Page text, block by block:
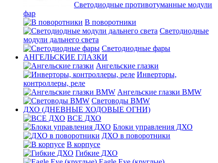
Светодиодные противотуманные модули
фар
В поворотники
Светодиодные
модули дальнего света
Светодиодные фары
АНГЕЛЬСКИЕ ГЛАЗКИ
Ангельские глазки
Инверторы,
контроллеры, реле
Ангельские глазки BMW
Световоды BMW
ДХО (ДНЕВНЫЕ ХОДОВЫЕ ОГНИ)
ВСЕ ДХО
Блоки управления ДХО
ДХО в поворотники
В корпусе
Гибкие ДХО